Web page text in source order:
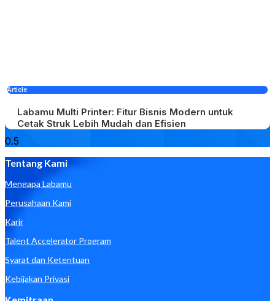
Article
Labamu Multi Printer: Fitur Bisnis Modern untuk
Cetak Struk Lebih Mudah dan Efisien
Tentang Kami
Mengapa Labamu
Perusahaan Kami
Karir
Talent Accelerator Program
Syarat dan Ketentuan
Kebijakan Privasi